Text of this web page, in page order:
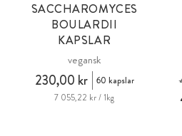
SACCHAROMYCES
BOULARDII
KAPSLAR
vegansk
230,00 kr
60 kapslar
7 055,22 kr / 1kg